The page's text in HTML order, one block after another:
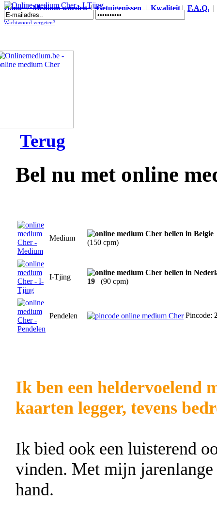
Home|Medium worden|Getuigenissen|Kwaliteit| F.A.Q.
Online medium Cher - I-Tjing
Wachtwoord vergeten?
Terug
Bel nu met online
Medium
(150 cpm)
I-Tjing
19 (90 cpm)
Pendelen Pincode:
Ik ben een heldervoelend
kaarten legger, tevens
Ik bied ook een luisterend
vinden. Met mijn
hand.